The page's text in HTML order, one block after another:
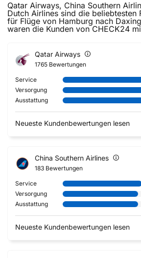
Qatar Airways, China Southern
Dutch Airlines sind die beliebtesten
für Flüge von Hamburg nach
waren die Kunden von CHECK24
Qatar Airways
1765 Bewertungen
Service
Versorgung
Ausstattung
Neueste Kundenbewertungen lesen
China Southern Airlines
183 Bewertungen
Service
Versorgung
Ausstattung
Neueste Kundenbewertungen lesen